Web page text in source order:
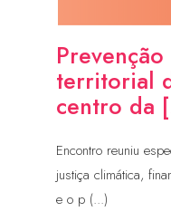
territorial
centro da
Encontro reuniu
justiça climática,
e o p (...)